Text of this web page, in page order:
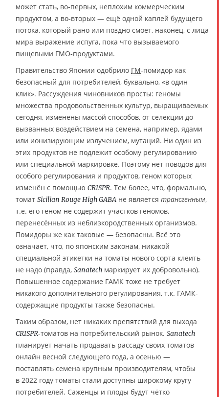
может стать, во-первых, неплохим коммерческим
продуктом, а во-вторых — ещё одной каплей будущего
потока, который рано или поздно смоет, наконец, с лица
мира выражение испуга, пока что вызываемого
пищевыми ГМО-продуктами.
Правительство Японии одобрило ГМ-помидор как
безопасный для потребителей, буквально, «в один
клик». Рассуждения чиновников просты: геномы
множества продовольственных культур, выращиваемых
сегодня, изменены массой способов, от селекции до
вызванных воздействием на семена, например, ядами
или ионизирующим излучением, мутаций. Ни один из
этих продуктов не подлежит особому регулированию
или специальной маркировке. Поэтому нет поводов для
особого регулирования и продуктов, геном которых
изменён с помощью CRISPR. Тем более, что, формально,
томат Sicilian Rouge High GABA не является трансгенным,
т.е. его геном не содержит участков геномов,
перенесённых из неблизкородственных организмов.
Помидоры же как таковые — безопасны. Всё это
означает, что, по японским законам, никакой
специальной этикетки на томаты нового сорта клеить
не надо (правда, Sanatech маркирует их добровольно).
Повышенное содержание ГАМК тоже не требует
никакого дополнительного регулирования, т.к. ГАМК-
содержащие продукты также безопасны.
Таким образом, нет никаких препятствий для выхода
CRISPR-томатов на потребительский рынок. Sanatech
планирует начать продавать рассаду своих томатов
онлайн весной следующего года, а осенью —
поставлять семена крупным производителям, чтобы
в 2022 году томаты стали доступны широкому кругу
потребителей. Саженцы и плоды будут чётко